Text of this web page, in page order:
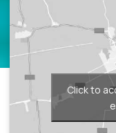
Click to